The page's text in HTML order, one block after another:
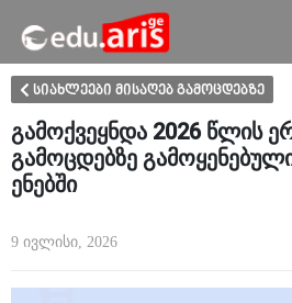
განათლება
სიახლეები მისაღებ გამოცდებზე
გამოქვეყნდა 2026 წლის
გამოცდებზე
ენებში
9 ივლისი, 2026